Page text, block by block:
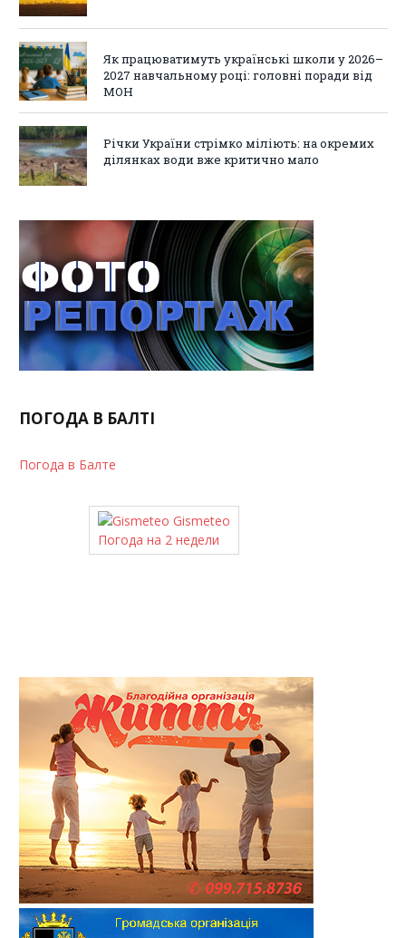
Як працюватимуть українські школи у 2026–
2027 навчальному році: головні поради від
МОН
Річки України стрімко міліють: на окремих
ділянках води вже критично мало
ПОГОДА В БАЛТІ
Погода в Балте
Gismeteo
Погода на 2 недели